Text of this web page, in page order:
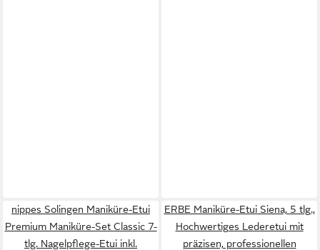
nippes Solingen Maniküre-Etui
Premium Maniküre-Set Classic 7-
tlg. Nagelpflege-Etui inkl.
ERBE Maniküre-Etui Siena, 5 tlg.,
Hochwertiges Lederetui mit
präzisen, professionellen